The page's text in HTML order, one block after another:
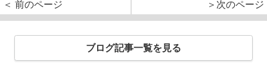
＜ 前のページ
＞次のページ
ブログ記事一覧を見る